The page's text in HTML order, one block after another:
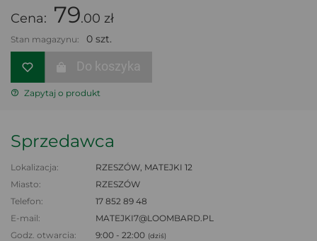
Cena: 79.00 zł
Stan magazynu: 0 szt.
Do koszyka
Zapytaj o produkt
Sprzedawca
Lokalizacja:
RZESZÓW, MATEJKI 12
Miasto:
RZESZÓW
Telefon:
17 852 89 48
E-mail:
MATEJKI7@LOOMBARD.PL
Godz. otwarcia:
9:00 - 22:00 (dziś)